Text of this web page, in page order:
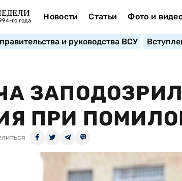
го года Новости Статьи Фото и
и руководства ВСУ
ПРИ